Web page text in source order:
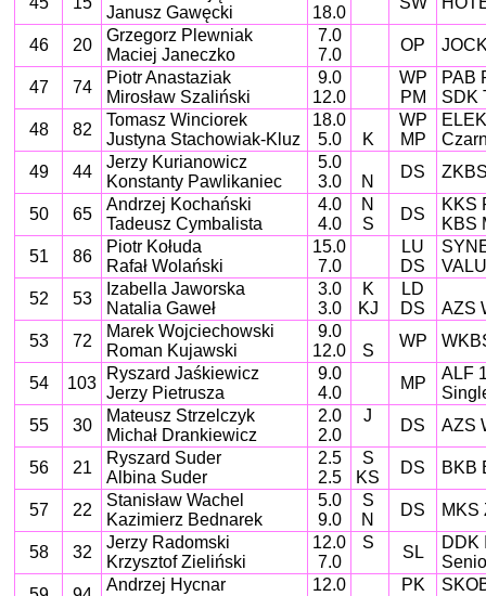
Janusz Gawęcki
18.0
46 20
Grzegorz Plewniak
Maciej Janeczko
7.0
7.0
OP
47 74
Piotr Anastaziak
Mirosław Szaliński
9.0
12.0
WP
PM
PAB
SDK
48
82
Tomasz Winciorek
Justyna Stachowiak-Kluz
18.0
5.0
K
WP
MP
49
44
Jerzy Kurianowicz
Konstanty Pawlikaniec
5.0
3.0
N
DS
50 65
Andrzej Kochański
Tadeusz Cymbalista
4.0
4.0
N
S
DS
KKS
KBS
51
86
Piotr Kołuda
Rafał Wolański
15.0
7.0
LU
DS
52
53
Izabella Jaworska
Natalia Gaweł
3.0
3.0
K
KJ
LD
DS
AZS
53
72
Marek Wojciechowski
Roman Kujawski
9.0
12.0
S
WP
54 103
Ryszard Jaśkiewicz
Jerzy Pietrusza
9.0
4.0
MP
ALF
55
30
Mateusz Strzelczyk
Michał Drankiewicz
2.0
2.0
J
DS AZS
56 21
Ryszard Suder
Albina Suder
2.5
2.5
S
KS
DS BKB
57 22
Stanisław Wachel
Kazimierz Bednarek
5.0
9.0
S
N
DS MKS
58 32
Jerzy Radomski
Krzysztof Zieliński
12.0
7.0
S
SL
DDK
Andrzej Hycnar
12.0
PK